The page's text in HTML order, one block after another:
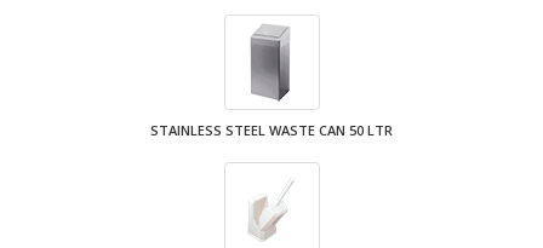
STAINLESS STEEL WASTE CAN 50 LTR